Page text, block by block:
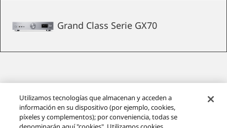
Grand Class Serie GX70
Utilizamos tecnologías que almacenan y acceden a
información en su dispositivo (por ejemplo, cookies,
píxeles y complementos); por conveniencia, todas se